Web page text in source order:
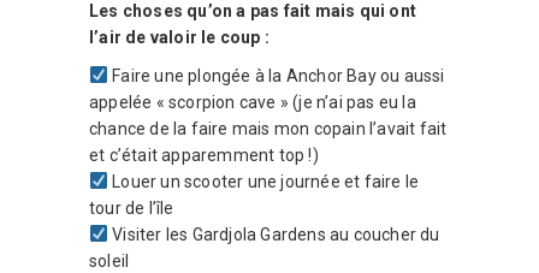
Les choses qu’on a pas fait mais qui ont
l’air de valoir le coup :
Faire une plongée à la Anchor Bay ou aussi
appelée « scorpion cave » (je n’ai pas eu la
chance de la faire mais mon copain l’avait fait
et c’était apparemment top !)
Louer un scooter une journée et faire le
tour de l’île
Visiter les Gardjola Gardens au coucher du
soleil